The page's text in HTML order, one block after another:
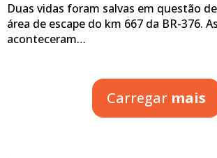
Duas vidas foram salvas em questão
área de escape do km 667 da BR-376.
aconteceram…
Carregar mais